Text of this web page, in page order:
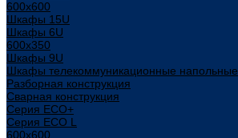
600x600
Шкафы 15U
Шкафы 6U
600x350
Шкафы 9U
Шкафы телекоммуникационные напольные
Разборная конструкция
Сварная конструкция
Серия ECO+
Серия ECO L
600x600